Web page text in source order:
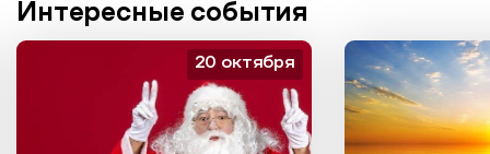
Интересные события
20 октября